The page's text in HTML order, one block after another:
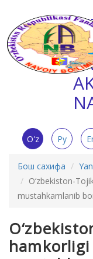
O'z Ру
Бош сахифа
O‘zbekiston-
mustahkamlanib